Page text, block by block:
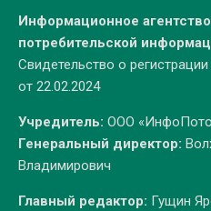
Информационное
потребительской
Свидетельство о
от 22.02.2024
Учредитель: ООО
Генеральный директор:
Владимирович
Главный редактор: Гущин